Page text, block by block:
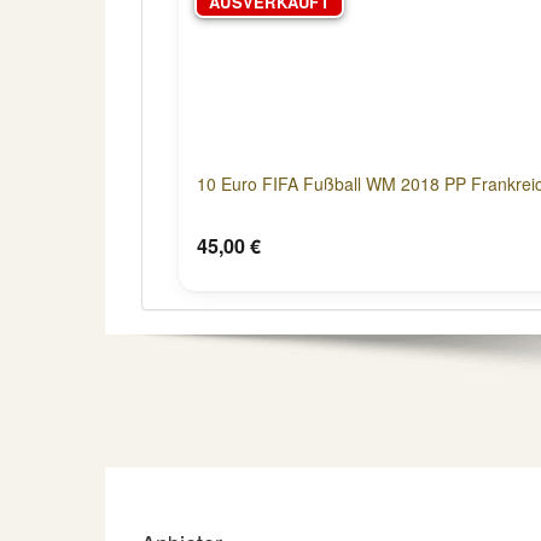
10 Euro FIFA Fußball WM 2018 PP
45,00 €